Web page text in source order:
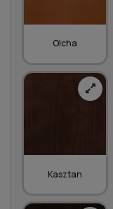
Olcha
Kasztan